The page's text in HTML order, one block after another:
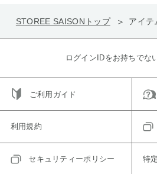
STOREE SAISONトップ アイテ
ログインIDをお持ちでな
ご利用ガイド
利用規約
セキュリティーポリシー 特